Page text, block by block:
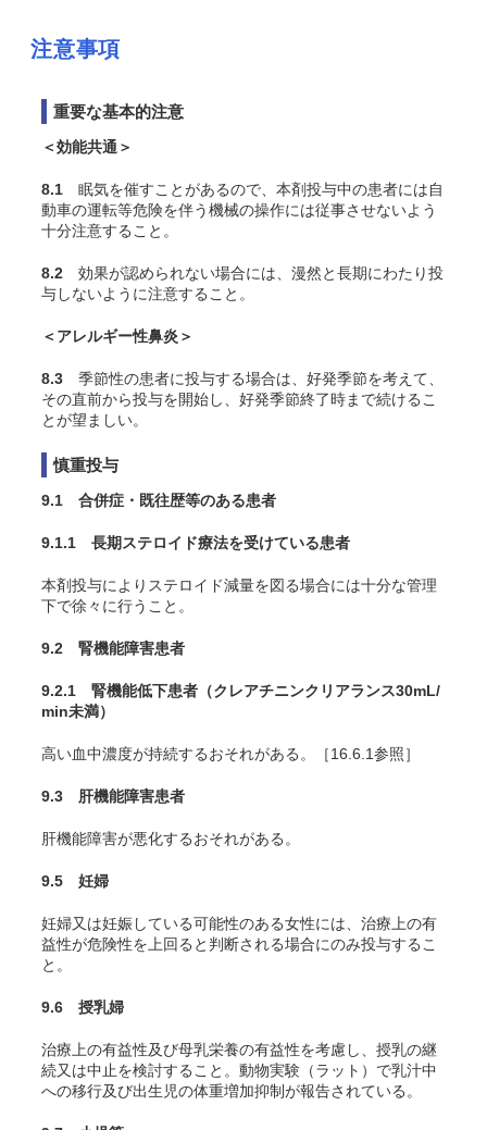
注意事項
重要な基本的注意
＜効能共通＞
8.1 眠気を催すことがあるので、本剤投与中の患者には自
動車の運転等危険を伴う機械の操作には従事させないよう
十分注意すること。
8.2 効果が認められない場合には、漫然と長期にわたり投
与しないように注意すること。
＜アレルギー性鼻炎＞
8.3 季節性の患者に投与する場合は、好発季節を考えて、
その直前から投与を開始し、好発季節終了時まで続けるこ
とが望ましい。
慎重投与
9.1 合併症・既往歴等のある患者
9.1.1 長期ステロイド療法を受けている患者
本剤投与によりステロイド減量を図る場合には十分な管理
下で徐々に行うこと。
9.2 腎機能障害患者
9.2.1 腎機能低下患者（クレアチニンクリアランス30mL/
min未満）
高い血中濃度が持続するおそれがある。［16.6.1参照］
9.3 肝機能障害患者
肝機能障害が悪化するおそれがある。
9.5 妊婦
妊婦又は妊娠している可能性のある女性には、治療上の有
益性が危険性を上回ると判断される場合にのみ投与するこ
と。
9.6 授乳婦
治療上の有益性及び母乳栄養の有益性を考慮し、授乳の継
続又は中止を検討すること。動物実験（ラット）で乳汁中
への移行及び出生児の体重増加抑制が報告されている。